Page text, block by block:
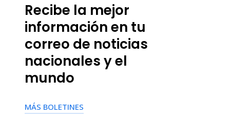
Recibe la mejor
información en tu
correo de noticias
nacionales y el
mundo
MÁS BOLETINES